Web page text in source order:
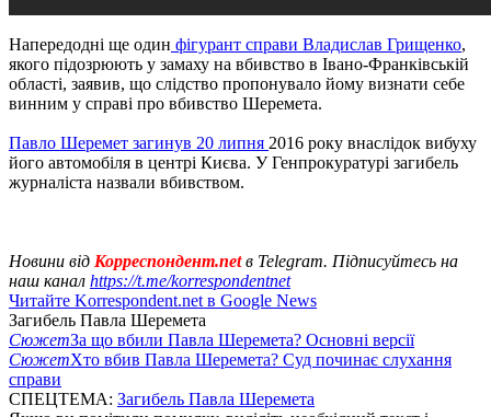
Напередодні ще один фігурант справи Владислав Грищенко,
якого підозрюють у замаху на вбивство в Івано-Франківській
області, заявив, що слідство пропонувало йому визнати себе
винним у справі про вбивство Шеремета.
Павло Шеремет загинув 20 липня 2016 року внаслідок вибуху
його автомобіля в центрі Києва. У Генпрокуратурі загибель
журналіста назвали вбивством.
Новини від Корреспондент.netв Telegram. Підписуйтесь на
наш канал https://t.me/korrespondentnet
Читайте Korrespondent.net в Google News
Загибель Павла Шеремета
СюжетЗа що вбили Павла Шеремета? Основні версії
СюжетХто вбив Павла Шеремета? Суд починає слухання
справи
СПЕЦТЕМА: Загибель Павла Шеремета